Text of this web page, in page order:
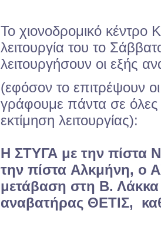
Το χιονοδρομικό κέντρο
λειτουργία του το
λειτουργήσουν οι εξής
(εφόσον το επιτρέψουν
γράφουμε πάντα σε όλες
εκτίμηση λειτουργίας):
Η ΣΤΥΓΑ με την πίστα
την πίστα Αλκμήνη, ο
μετάβαση στη Β. Λάκκα
αναβατήρας ΘΕΤΙΣ,